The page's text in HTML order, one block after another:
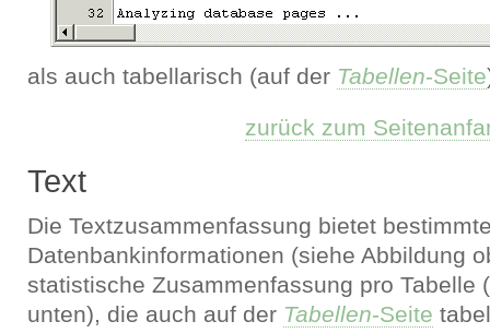
als auch tabellarisch (auf der Tabellen-Seite
zurück zum
Text
Die Textzusammenfassung bietet
Datenbankinformationen (siehe Abbildung
statistische Zusammenfassung pro Tabelle
unten), die auch auf der Tabellen-Seite